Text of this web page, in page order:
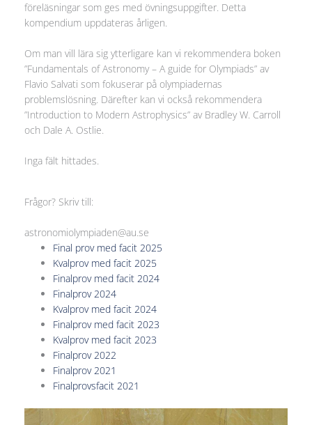
föreläsningar som ges med övningsuppgifter. Detta
kompendium uppdateras årligen.
Om man vill lära sig ytterligare kan vi rekommendera boken
”Fundamentals of Astronomy – A guide for Olympiads” av
Flavio Salvati som fokuserar på olympiadernas
problemslösning. Därefter kan vi också rekommendera
”Introduction to Modern Astrophysics” av Bradley W. Carroll
och Dale A. Ostlie.
Inga fält hittades.
Frågor? Skriv till:
astronomiolympiaden@au.se
Final prov med facit 2025
Kvalprov med facit 2025
Finalprov med facit 2024
Finalprov 2024
Kvalprov med facit 2024
Finalprov med facit 2023
Kvalprov med facit 2023
Finalprov 2022
Finalprov 2021
Finalprovsfacit 2021